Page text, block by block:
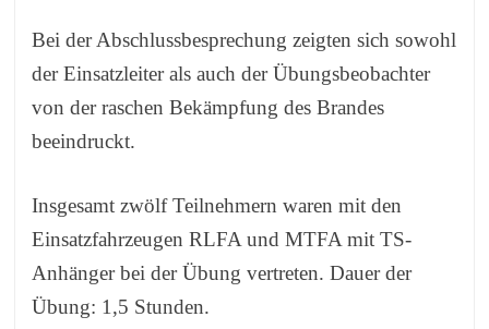
Bei der Abschlussbesprechung zeigten sich sowohl
der Einsatzleiter als auch der Übungsbeobachter
von der raschen Bekämpfung des Brandes
beeindruckt.
Insgesamt zwölf Teilnehmern waren mit den
Einsatzfahrzeugen RLFA und MTFA mit TS-
Anhänger bei der Übung vertreten. Dauer der
Übung: 1,5 Stunden.